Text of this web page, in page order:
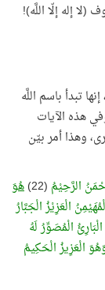
(لا إله إلّا اللَّه)!
تبدأ باسم اللَّه
هذه الآيات
وهذا أمر بيّن
الرَّحِيْمُ (22)
هُوَ
الْعَزِيْزُ الْجَبَّارُ
الْمُصَوِّرُ لَهُ
الْعَزِيزُ الْحَكِيمُ